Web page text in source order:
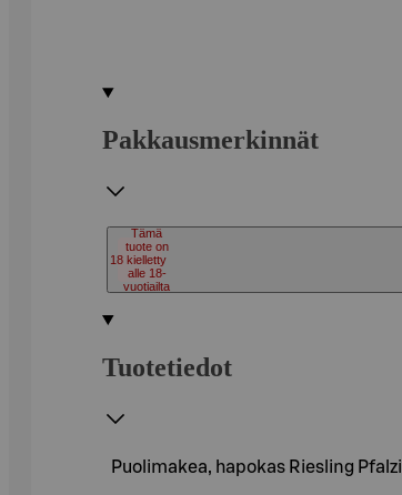
Pakkausmerkinnät
18
Tämä
tuote on
kielletty
alle 18-
vuotiailta
Tuotetiedot
Puolimakea, hapokas Riesling